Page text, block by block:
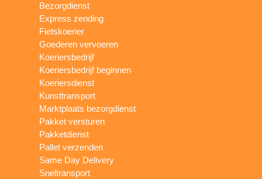
Bezorgdienst
Express zending
Fietskoerier
Goederen vervoeren
Koeriersbedrijf
Koeriersbedrijf beginnen
Koeriersdienst
Kunsttransport
Marktplaats bezorgdienst
Pakket versturen
Pakketdienst
Pallet verzenden
Same Day Delivery
Sneltransport